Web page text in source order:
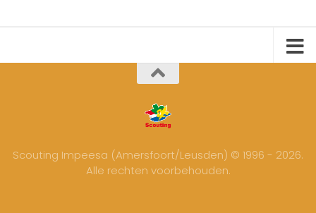
Scouting Impeesa (Amersfoort/Leusden) © 1996 - 2026.
Alle rechten voorbehouden.